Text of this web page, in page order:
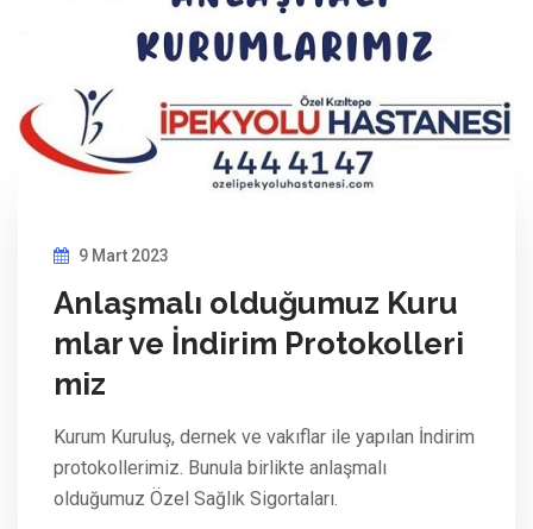
9 Mart 2023
Anlaşmalı olduğumuz Kuru
mlar ve İndirim Protokolleri
miz
Kurum Kuruluş, dernek ve vakıflar ile yapılan İndirim
protokollerimiz. Bunula birlikte anlaşmalı
olduğumuz Özel Sağlık Sigortaları.